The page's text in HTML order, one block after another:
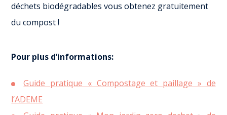
déchets biodégradables vous obtenez gratuitement
du compost !
Pour plus d’informations:
Guide pratique « Compostage et paillage » de
l’ADEME